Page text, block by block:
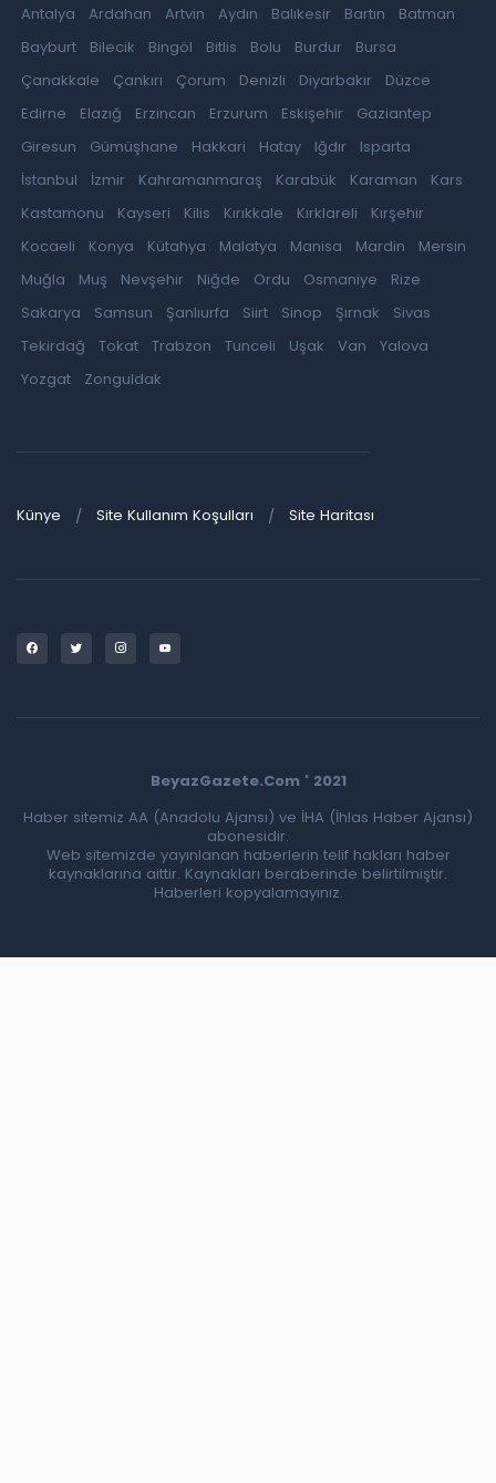
Antalya Ardahan Artvin Aydın Balıkesir Bartın
Batman
Bayburt
Bilecik Bingöl Bitlis Bolu Burdur
Bursa
Çanakkale
Çankırı Çorum Denizli Diyarbakır
Düzce
Edirne
Elazığ Erzincan Erzurum Eskişehir
Gaziantep
Giresun
Gümüşhane Hakkari Hatay Iğdır
Isparta
İstanbul
İzmir Kahramanmaraş Karabük Karaman
Kars
Kastamonu
Kayseri Kilis Kırıkkale Kırklareli
Kırşehir
Kocaeli
Konya Kütahya Malatya Manisa Mardin
Mersin
Muğla
Muş Nevşehir Niğde Ordu Osmaniye
Rize
Sakarya
Samsun Şanlıurfa Siirt Sinop Şırnak
Sivas
Tekirdağ
Tokat Trabzon Tunceli Uşak Van
Yalova
Yozgat
Zonguldak
Künye Site Kullanım Koşulları Site Haritası
BeyazGazete.Com ' 2021
Haber sitemiz AA (Anadolu Ajansı) ve İHA (İhlas Haber Ajansı)
abonesidir.
Web sitemizde yayınlanan haberlerin telif hakları haber
kaynaklarına aittir. Kaynakları beraberinde belirtilmiştir.
Haberleri kopyalamayınız.